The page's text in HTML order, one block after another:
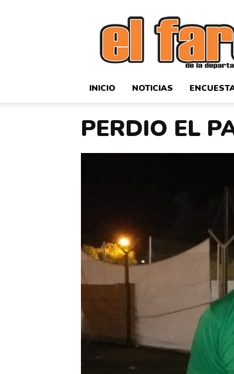
El
Faro
Deportivo
INICIO NOTICIAS
PERDIO EL